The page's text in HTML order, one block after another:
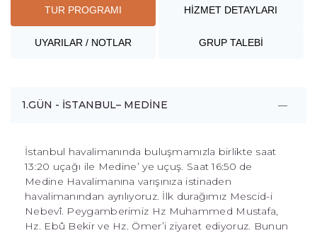
TUR PROGRAMI HİZMET DETAYLARI
UYARILAR / NOTLAR GRUP TALEBİ
1.GÜN - İSTANBUL– MEDİNE
İstanbul havalimanında buluşmamızla birlikte saat
13:20 uçağı ile Medine’ ye uçuş. Saat 16:50 de
Medine Havalimanına varışınıza istinaden
havalimanından ayrılıyoruz. İlk durağımız Mescid-i
Nebevî. Peygamberimiz Hz Muhammed Mustafa,
Hz. Ebû Bekir ve Hz. Ömer’i ziyaret ediyoruz. Bunun